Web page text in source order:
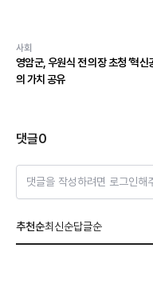
사회
영암군, 우원식 전 의장 초청 ‘혁
의 가치 공유
댓글0
댓글을 작성하려면 로그인해
추천순최신순답글순